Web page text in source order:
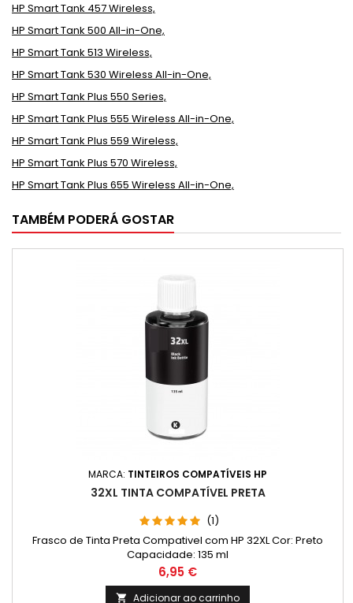
HP Smart Tank 457 Wireless,
HP Smart Tank 500 All-in-One,
HP Smart Tank 513 Wireless,
HP Smart Tank 530 Wireless All-in-One,
HP Smart Tank Plus 550 Series,
HP Smart Tank Plus 555 Wireless All-in-One,
HP Smart Tank Plus 559 Wireless,
HP Smart Tank Plus 570 Wireless,
HP Smart Tank Plus 655 Wireless All-in-One,
TAMBÉM PODERÁ GOSTAR
MARCA: TINTEIROS COMPATÍVEIS HP
32XL TINTA COMPATÍVEL PRETA
(1)
Frasco de Tinta Preta Compativel com HP 32XL Cor: Preto
Capacidade: 135 ml
Preço
6,95 €
 Adicionar ao carrinho